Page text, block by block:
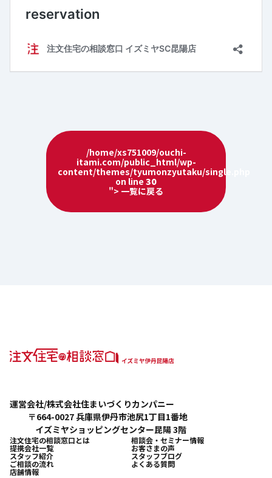
/home/xs751009/ouchi-
itami.com/public_html/wp-
content/themes/tyumonzyutaku/single.php
on line 30
"> 一覧に戻る
運営会社/株式会社住まいづくりカンパニー
〒664-0027 兵庫県伊丹市池尻1丁目1番地
イズミヤショッピングセンター昆陽 3階
注文住宅の相談窓口とは 相談会・セミナー情報
提携会社一覧 お客さまの声
スタッフ紹介 スタッフブログ
ご相談の流れ よくある質問
店舗情報